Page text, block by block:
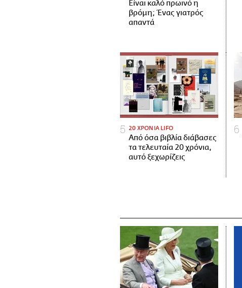
Είναι καλό πρωινό η
βρόμη; Ένας γιατρός
απαντά
20 ΧΡΟΝΙΑ LIFO
Από όσα βιβλία διάβασες
τα τελευταία 20 χρόνια,
αυτό ξεχωρίζεις